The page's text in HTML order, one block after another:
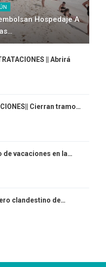
Hospedaje A
|| Abrirá
Cierran tramo…
de vacaciones en la…
clandestino de…